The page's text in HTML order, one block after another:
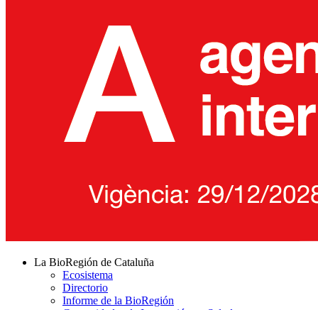
La BioRegión de Cataluña
Ecosistema
Directorio
Informe de la BioRegión